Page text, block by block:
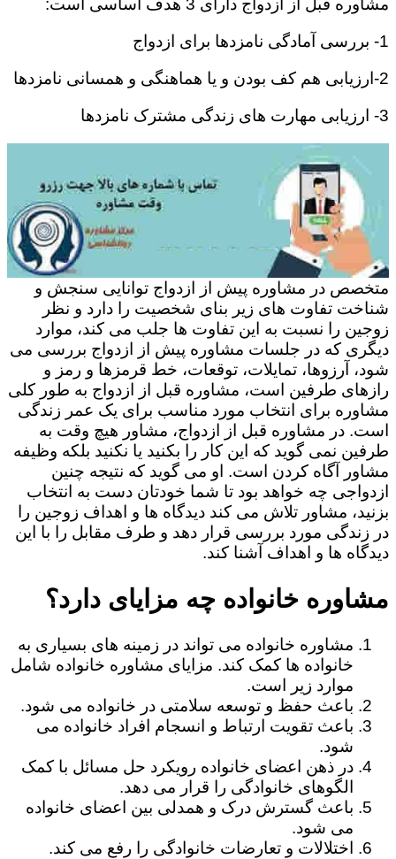
مشاوره قبل از ازدواج دارای 3 هدف اساسی است:
1- بررسی آمادگی نامزدها برای ازدواج
2-ارزیابی هم کف بودن و یا هماهنگی و همسانی نامزدها
3- ارزیابی مهارت های زندگی مشترک نامزدها
متخصص در مشاوره پیش از ازدواج توانایی سنجش و
شناخت تفاوت های زیر بنای شخصیت را دارد و نظر
زوجین را نسبت به این تفاوت ها جلب می کند، موارد
دیگری که در جلسات مشاوره پیش از ازدواج بررسی می
شود، آرزوها، تمایلات، توقعات، خط قرمزها و رمز و
رازهای طرفین است، مشاوره قبل از ازدواج به طور کلی
مشاوره برای انتخاب مورد مناسب برای یک عمر زندگی
است. در مشاوره قبل از ازدواج، مشاور هیچ وقت به
طرفین نمی گوید که این کار را بکنید یا نکنید بلکه وظیفه
مشاور آگاه کردن است. او می گوید که نتیجه چنین
ازدواجی چه خواهد بود تا شما خودتان دست به انتخاب
بزنید، مشاور تلاش می کند دیدگاه ها و اهداف زوجین را
در زندگی مورد بررسی قرار دهد و طرف مقابل را با این
دیدگاه ها و اهداف آشنا کند.
مشاوره خانواده چه مزایای دارد؟
مشاوره خانواده می تواند در زمینه های بسیاری به
خانواده ها کمک کند. مزایای مشاوره خانواده شامل
موارد زیر است.
باعث حفظ و توسعه سلامتی در خانواده می شود.
باعث تقویت ارتباط و انسجام افراد خانواده می
شود.
در ذهن اعضای خانواده رویکرد حل مسائل با کمک
الگوهای خانوادگی را قرار می دهد.
باعث گسترش درک و همدلی بین اعضای خانواده
می شود.
اختلالات و تعارضات خانوادگی را رفع می کند.